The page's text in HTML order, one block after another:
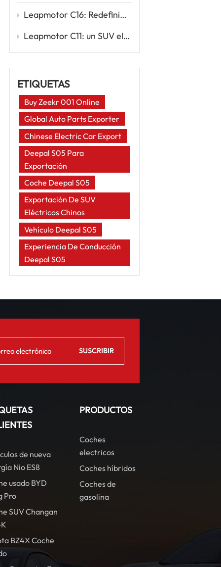
Leapmotor C16: Redefiniendo los viajes familiares con la potencia inteligente de los vehículos eléctricos
Leapmotor C11: un SUV eléctrico inteligente para la nueva era de la conducción
ETIQUETAS
Buy Zeekr 001 Online
Global Auto Parts Exporter
Chinese Electric Car Export
Deepal S05 Para
Exportación
Coche Deepal S05
Exportación De SUV
Eléctricos Chinos
Vehículo Deepal S05
Experiencia De Conducción
Deepal S05
de nueva
Nio ES8
usado BYD
Pro
SUV Changan
BZ4X Coche
PRODUCTOS
Coches
electricos
Coches híbridos
Coches de
gasolina